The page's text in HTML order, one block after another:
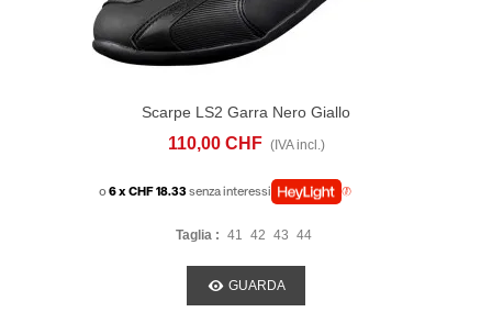
Scarpe LS2 Garra Nero Giallo
110,00 CHF (IVA incl.)
o6 x CHF 18.33senza interessi
Taglia : 41 42 43 44
GUARDA